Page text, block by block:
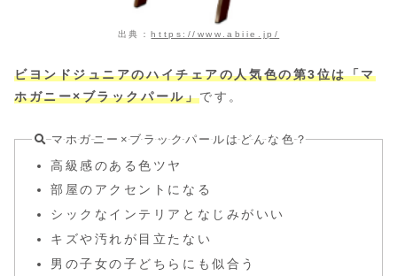
出典：https://www.abiie.jp/
ビヨンドジュニアのハイチェアの人気色の第3位は「マ
ホガニー×ブラックパール」です。
マホガニー×ブラックパールはどんな色？
高級感のある色ツヤ
部屋のアクセントになる
シックなインテリアとなじみがいい
キズや汚れが目立たない
男の子女の子どちらにも似合う